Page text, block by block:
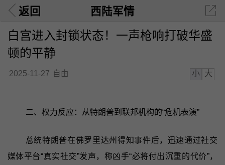
返回 西陆军情
白宫进入封锁状态！一声枪响打破华盛
顿的平静
2025-11-27 自由 小 大
二、权力反应：从特朗普到联邦机构的“危机表演”
总统特朗普在佛罗里达州得知事件后，迅速通过社交
媒体平台“真实社交”发声，称凶手“必将付出沉重的代价”，